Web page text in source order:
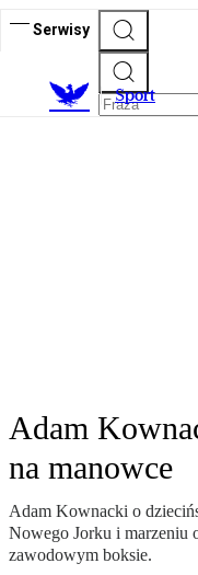
Serwisy
Sport
Adam
na manowce
Adam Kownacki o
Nowego Jorku i marzeniu
zawodowym boksie.